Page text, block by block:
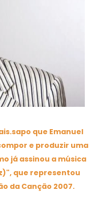
que Emanuel
e produzir uma
já assinou a música
que representou
da Canção 2007.